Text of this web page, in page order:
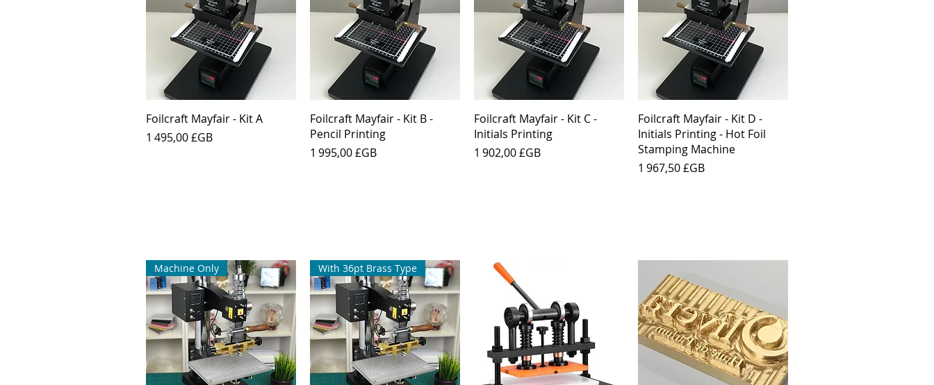
Aperçu rapide
Foilcraft Mayfair - Kit A
Prix
1 495,00 £GB
Aperçu rapide
Foilcraft Mayfair - Kit B -
Pencil Printing
Prix
1 995,00 £GB
Aperçu rapide
Foilcraft Mayfair - Kit C -
Initials Printing
Prix
1 902,00 £GB
Aperçu rapide
Foilcraft Mayfair - Kit D -
Initials Printing - Hot Foil
Stamping Machine
Prix
1 967,50 £GB
Machine Only With 36pt Brass Type